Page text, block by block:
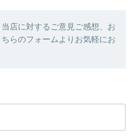
店に対するご意見ご感想、お
らのフォームよりお気軽にお